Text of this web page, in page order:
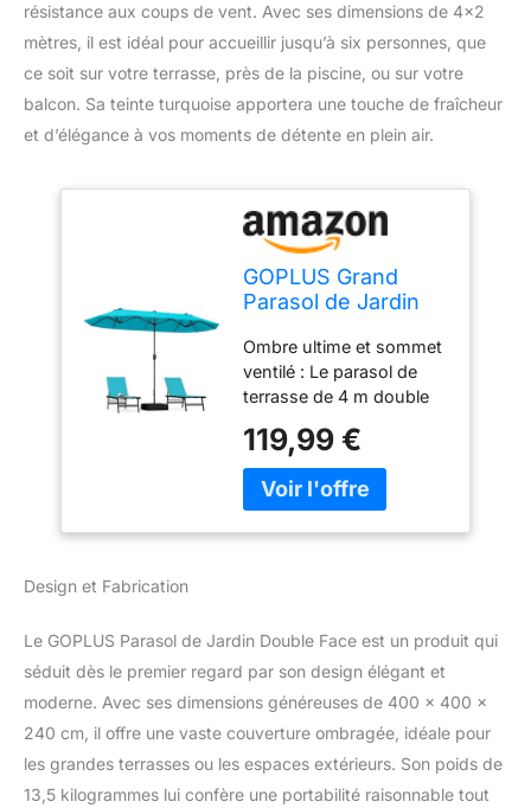
résistance aux coups de vent. Avec ses dimensions de 4×2
mètres, il est idéal pour accueillir jusqu’à six personnes, que
ce soit sur votre terrasse, près de la piscine, ou sur votre
balcon. Sa teinte turquoise apportera une touche de fraîcheur
et d’élégance à vos moments de détente en plein air.
GOPLUS Grand
Parasol de Jardin
4M Parasol
Rectangulaire
Double Face pour 6
Personnes, avec
Manivelle et
Ventilation, pour
Marché, Piscine,
Ombre ultime et sommet
ventilé : Le parasol de
terrasse de 4 m double
idéal pour un
rassemblement de 6
personnes. Il dispose
confortable les jours
ensoleillés. Remarque :
Merci de ne pas l'utiliser
durable et toutes
conditions
météorologiques : Grâce
119,99 €
Design et Fabrication
Le GOPLUS Parasol de Jardin Double Face est un produit qui
séduit dès le premier regard par son design élégant et
moderne. Avec ses dimensions généreuses de 400 x 400 x
240 cm, il offre une vaste couverture ombragée, idéale pour
les grandes terrasses ou les espaces extérieurs. Son poids de
13,5 kilogrammes lui confère une portabilité raisonnable tout